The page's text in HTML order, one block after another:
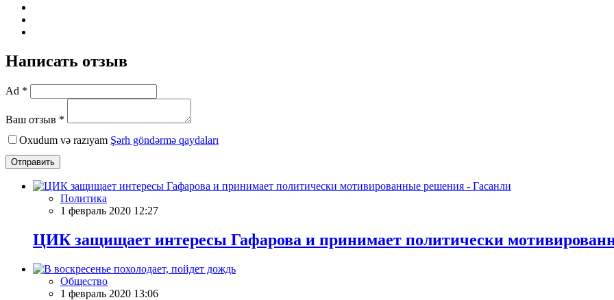
Написать отзыв
Ad *
Ваш отзыв *
Oxudum və razıyam Şərh göndərmə qaydaları
Отправить
Политика
1 февраль 2020 12:27
ЦИК защищает интересы Гафарова и принимает политически
Общество
1 февраль 2020 13:06